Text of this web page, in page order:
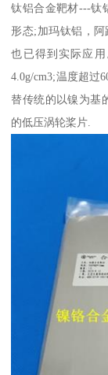
钛铝合金靶材---钛
形态;加玛钛铝，阿
也已得到实际应
4.0g/cm3;温度超过
替传统的以镍为基
的低压涡轮桨片.